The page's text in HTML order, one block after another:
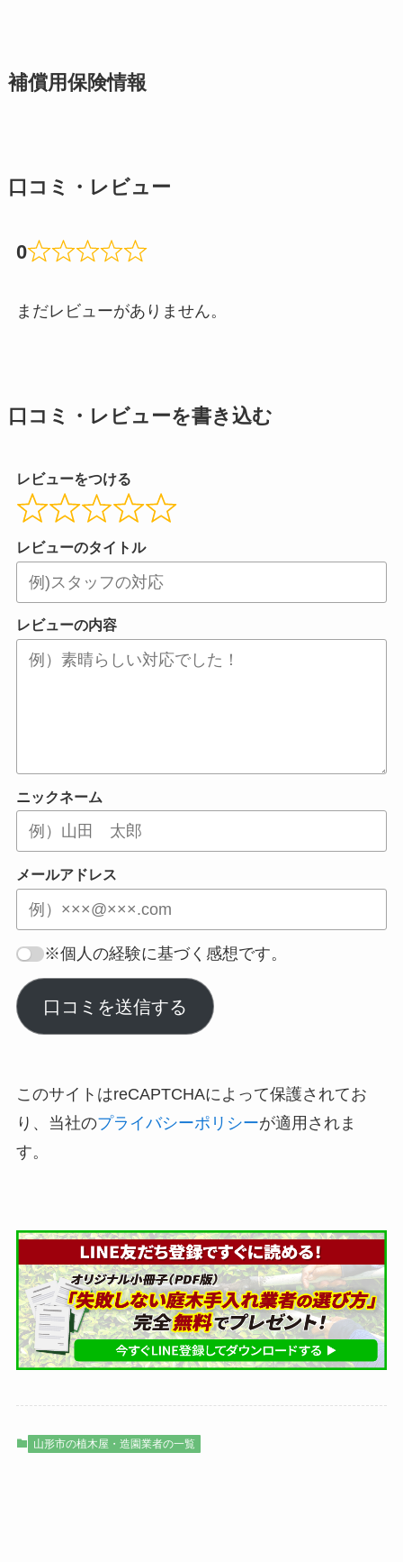
補償用保険情報
口コミ・レビュー
0
まだレビューがありません。
口コミ・レビューを書き込む
レビューをつける
レビューのタイトル
レビューの内容
ニックネーム
メールアドレス
※個人の経験に基づく感想です。
口コミを送信する
このサイトはreCAPTCHAによって保護されてお
り、当社のプライバシーポリシーが適用されま
す。
山形市の植木屋・造園業者の一覧